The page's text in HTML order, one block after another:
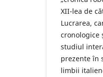
XII-lea de
Lucrarea,
cronologice
studiul
prezente în
limbii